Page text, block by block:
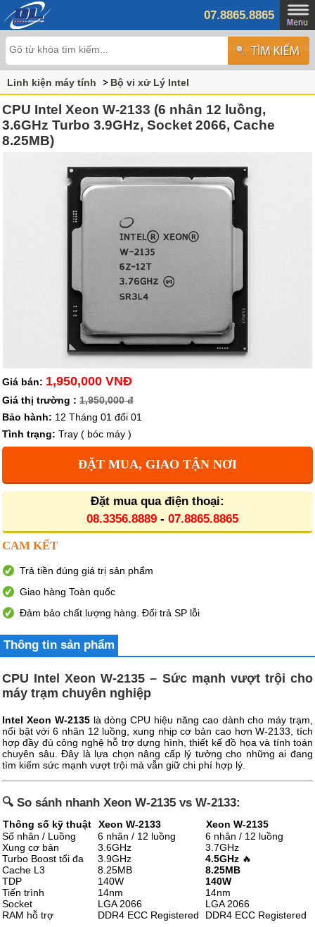
07.8865.8865
Linh kiện máy tính Bộ vi xử Lý Intel
CPU Intel Xeon W-2133 (6 nhân 12 luồng,
3.6GHz Turbo 3.9GHz, Socket 2066, Cache
8.25MB)
Giá bán: 1,950,000 VNĐ
Giá thị trường : 1,950,000 đ
Bảo hành: 12 Tháng 01 đổi 01
Tình trạng: Tray ( bóc máy )
ĐẶT MUA, GIAO TẬN NƠI
Đặt mua qua điện thoại:
08.3356.8889- 07.8865.8865
CAM KẾT
Trả tiền đúng giá trị sản phẩm
Giao hàng Toàn quốc
Đảm bảo chất lượng hàng. Đổi trả SP lỗi
Thông tin sản phẩm
CPU Intel Xeon W-2135 – Sức mạnh vượt trội cho
máy trạm chuyên nghiệp
Intel Xeon W-2135là dòng CPU hiệu năng cao dành cho máy trạm,
nổi bật với 6 nhân 12 luồng, xung nhịp cơ bản cao hơn W-2133, tích
hợp đầy đủ công nghệ hỗ trợ dựng hình, thiết kế đồ họa và tính toán
chuyên sâu. Đây là lựa chọn nâng cấp lý tưởng cho những ai đang
tìm kiếm sức mạnh vượt trội mà vẫn giữ chi phí hợp lý.
🔍 So sánh nhanh Xeon W-2135 vs W-2133:
Thông số kỹ thuật Xeon W-2133
Xeon W-2135
Số nhân / Luồng
6 nhân / 12 luồng
6 nhân / 12 luồng
Xung cơ bản
3.6GHz
3.7GHz
Turbo Boost tối đa
3.9GHz 4.5GHz 🔥
Cache L3
8.25MB
8.25MB
TDP
140W
140W
Tiến trình
14nm
14nm
Socket
LGA 2066
LGA 2066
RAM hỗ trợ
DDR4 ECC Registered
DDR4 ECC Registered